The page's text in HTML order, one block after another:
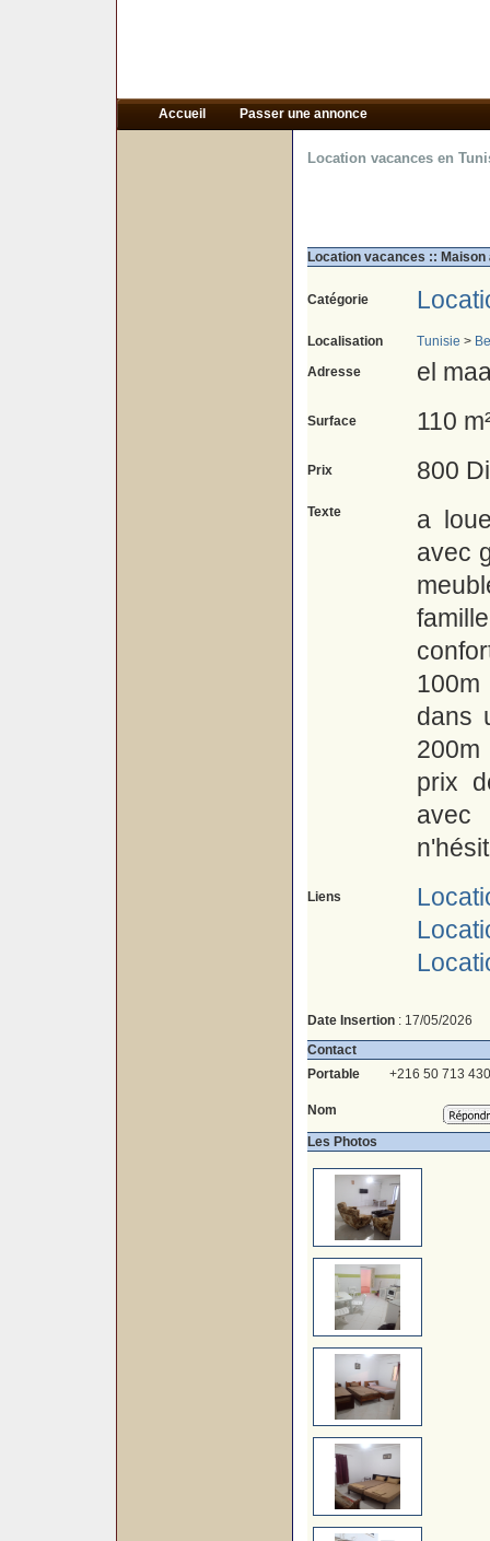
Accueil Passer une annonce
Location vacances en
Location vacances :: Maison
Catégorie
Localisation Tunisie >
Adresse
el
Surface 110
Prix 800
Texte
a
avec
dans
200m
prix
avec
Liens
Date Insertion: 17/05/2026
Contact
Portable
+216 50 713 430
Nom
Les Photos